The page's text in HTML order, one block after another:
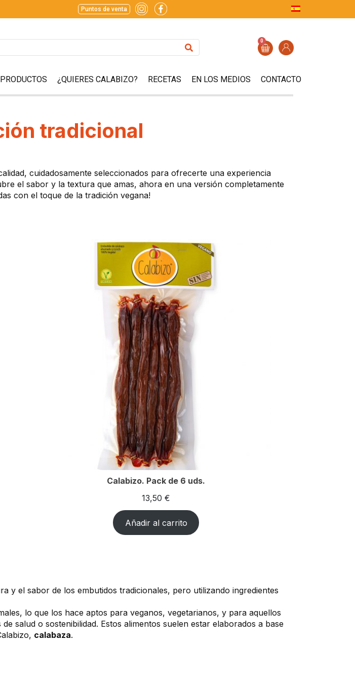
Puntos de venta
0
¿QUIERES CALABIZO? RECETAS EN LOS MEDIOS CONTACTO
tradicional
cuidadosamente seleccionados para ofrecerte una experiencia
el sabor y la textura que amas, ahora en una versión completamente
con el toque de la tradición vegana!
Calabizo. Pack de 6 uds.
13,50 €
Añadir al carrito
y el sabor de los embutidos tradicionales, pero utilizando ingredientes
lo que los hace aptos para veganos, vegetarianos, y para aquellos
salud o sostenibilidad. Estos alimentos suelen estar elaborados a base
calabaza.